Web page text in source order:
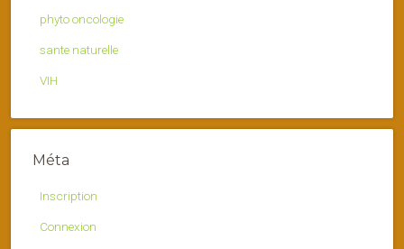
phyto oncologie
sante naturelle
VIH
Méta
Inscription
Connexion